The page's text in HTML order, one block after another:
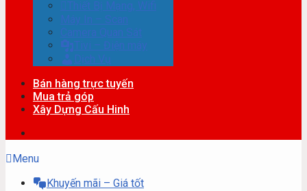
Bán hàng trực tuyến
Mua trả góp
Xây Dựng Cấu Hinh
Menu
Khuyến mãi – Giá tốt